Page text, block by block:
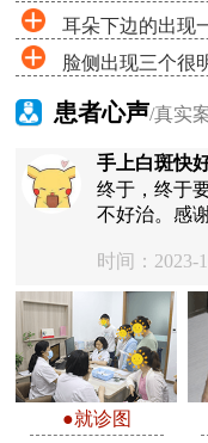
耳朵下边的出现
脸侧出现三个很
患者心声/真实
手上白斑快
终于，终于
不好治。感
时间：2023-
●就诊图